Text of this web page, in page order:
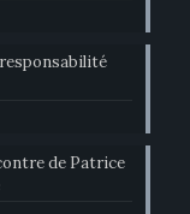
de Patrice